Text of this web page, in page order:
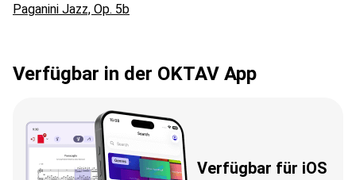
Paganini Jazz, Op. 5b
Verfügbar in der OKTAV App
Verfügbar für iOS